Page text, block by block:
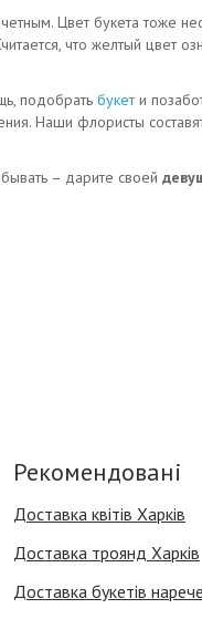
Цвет букета тоже
что желтый цвет
подобрать букети
Наши флористы
– дарите своей
Рекомендовані
Доставка квітів Харків
Доставка троянд Харків
Доставка букетів